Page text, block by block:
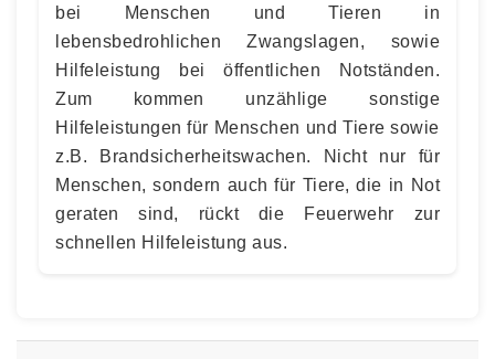
bei Menschen und Tieren in
lebensbedrohlichen Zwangslagen, sowie
Hilfeleistung bei öffentlichen Notständen.
Zum kommen unzählige sonstige
Hilfeleistungen für Menschen und Tiere sowie
z.B. Brandsicherheitswachen. Nicht nur für
Menschen, sondern auch für Tiere, die in Not
geraten sind, rückt die Feuerwehr zur
schnellen Hilfeleistung aus.